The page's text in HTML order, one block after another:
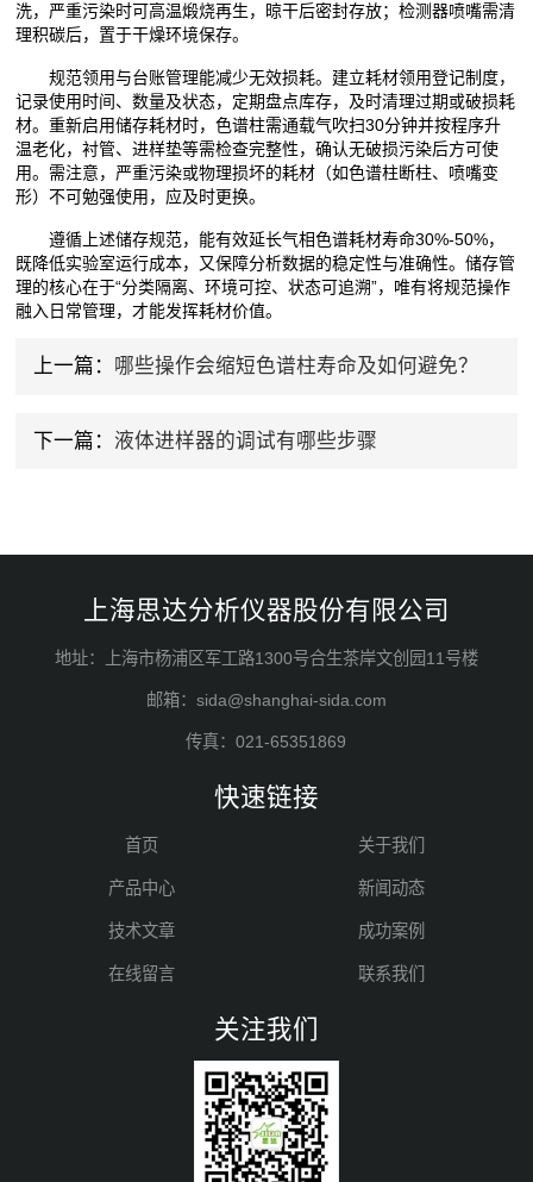
洗，严重污染时可高温煅烧再生，晾干后密封存放；检测器喷嘴需清
理积碳后，置于干燥环境保存。
规范领用与台账管理能减少无效损耗。建立耗材领用登记制度，
记录使用时间、数量及状态，定期盘点库存，及时清理过期或破损耗
材。重新启用储存耗材时，色谱柱需通载气吹扫30分钟并按程序升
温老化，衬管、进样垫等需检查完整性，确认无破损污染后方可使
用。需注意，严重污染或物理损坏的耗材（如色谱柱断柱、喷嘴变
形）不可勉强使用，应及时更换。
遵循上述储存规范，能有效延长气相色谱耗材寿命30%-50%，
既降低实验室运行成本，又保障分析数据的稳定性与准确性。储存管
理的核心在于“分类隔离、环境可控、状态可追溯”，唯有将规范操作
融入日常管理，才能发挥耗材价值。
上一篇： 哪些操作会缩短色谱柱寿命及如何避免？
下一篇： 液体进样器的调试有哪些步骤
上海思达分析仪器股份有限公司
地址：上海市杨浦区军工路1300号合生茶岸文创园11号楼
邮箱：sida@shanghai-sida.com
传真：021-65351869
快速链接
首页 关于我们
产品中心 新闻动态
技术文章 成功案例
在线留言 联系我们
关注我们